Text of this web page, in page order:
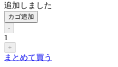
追加しました
カゴ追加
-
1
+
まとめて買う